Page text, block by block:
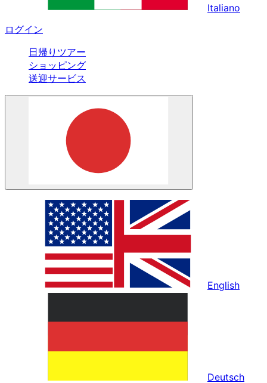
Italiano
ログイン
日帰りツアー
ショッピング
送迎サービス
English
Deutsch